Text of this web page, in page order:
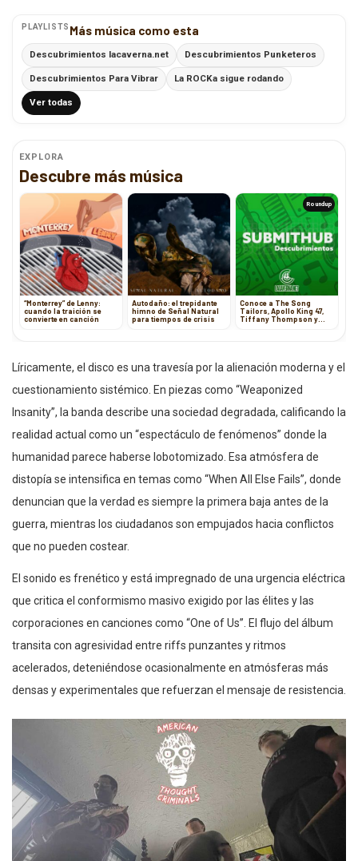
PLAYLISTS Más música como esta
Descubrimientos lacaverna.net Descubrimientos Punketeros
Descubrimientos Para Vibrar La ROCKa sigue rodando
Ver todas
EXPLORA
Descubre más música
“Monterrey” de Lenny:
cuando la traición se
convierte en canción
Autodaño: el trepidante
himno de Señal Natural
para tiempos de crisis
Roundup
Conoce a The Song
Tailors, Apollo King 47,
Tiffany Thompson y
Líricamente, el disco es una travesía por la alienación moderna y el
cuestionamiento sistémico. En piezas como “Weaponized
Insanity”, la banda describe una sociedad degradada, calificando la
realidad actual como un “espectáculo de fenómenos” donde la
humanidad parece haberse lobotomizado. Esa atmósfera de
distopía se intensifica en temas como “When All Else Fails”, donde
denuncian que la verdad es siempre la primera baja antes de la
guerra, mientras los ciudadanos son empujados hacia conflictos
que no pueden costear.
El sonido es frenético y está impregnado de una urgencia eléctrica
que critica el conformismo masivo exigido por las élites y las
corporaciones en canciones como “One of Us”. El flujo del álbum
transita con agresividad entre riffs punzantes y ritmos
acelerados, deteniéndose ocasionalmente en atmósferas más
densas y experimentales que refuerzan el mensaje de resistencia.